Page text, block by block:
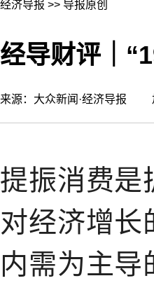
经济导报 >> 导报原创
经导财评｜
来源：大众新闻·经济导报
提振消费
对经济增
内需为主